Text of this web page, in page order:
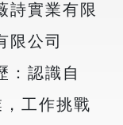
詩實業有限
限公司
：認識自
工作挑戰